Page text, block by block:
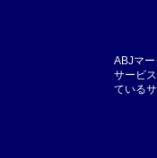
ABJマ
サービ
ている